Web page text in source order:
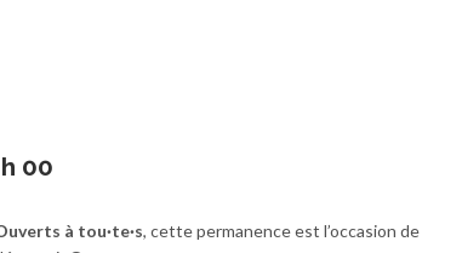
00
à tou·te·s, cette permanence est l’occasion de